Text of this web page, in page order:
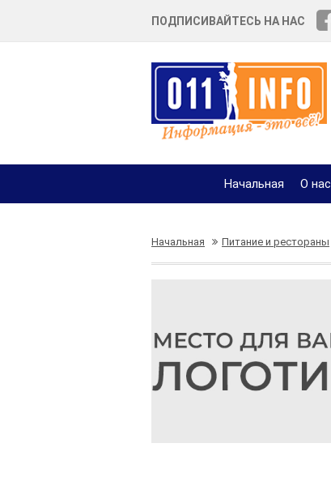
ПОДПИСИВАЙТЕСЬ НА НАС
Начальная О нас
Начальная Питание и рестораны